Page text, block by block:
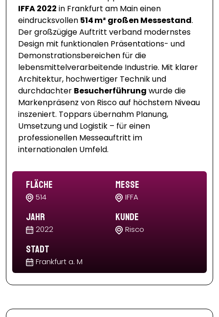
IFFA 2022 in Frankfurt am Main einen
eindrucksvollen 514 m² großen Messestand.
Der großzügige Auftritt verband modernstes
Design mit funktionalen Präsentations- und
Demonstrationsbereichen für die
lebensmittelverarbeitende Industrie. Mit klarer
Architektur, hochwertiger Technik und
durchdachter Besucherführung wurde die
Markenpräsenz von Risco auf höchstem Niveau
inszeniert. Toppars übernahm Planung,
Umsetzung und Logistik – für einen
professionellen Messeauftritt im
internationalen Umfeld.
Fläche
514
Messe
IFFA
Jahr
2022
Kunde
Risco
Stadt
Frankfurt a. M